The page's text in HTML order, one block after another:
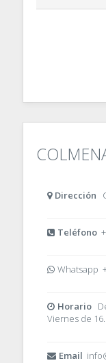
Dirección
Teléfono
Whatsapp
HorarioDe
Viernes de
Email